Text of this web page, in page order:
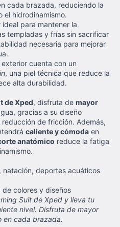
cada brazada, reduciendo la
el hidrodinamismo.
ideal para mantener la
templadas y frías sin sacrificar
necesaria para mejorar
exterior cuenta con un
, una piel técnica que reduce la
alta durabilidad.
de Xped, disfruta de mayor
gracias a su diseño
de fricción. Además,
caliente y cómoda en
anatómico reduce la fatiga
natación, deportes acuáticos
de colores y diseños
Suit de Xped y lleva tu
nivel. Disfruta de mayor
en cada brazada.